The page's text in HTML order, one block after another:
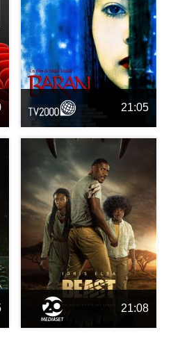
21:05
21:08